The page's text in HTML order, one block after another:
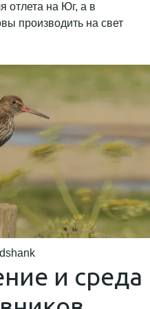
отлета на Юг, а в
производить на свет
и среда